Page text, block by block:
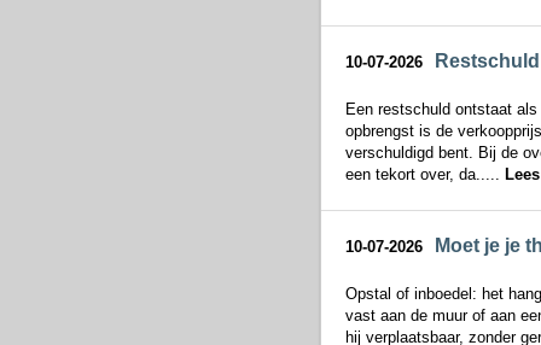
10-07-2026
Een restschuld ontstaat
opbrengst is de
verschuldigd bent. Bij de
een tekort over, da.....
10-07-2026 Moet je je
Opstal of inboedel: het
vast aan de muur of aan
hij verplaatsbaar, zonder